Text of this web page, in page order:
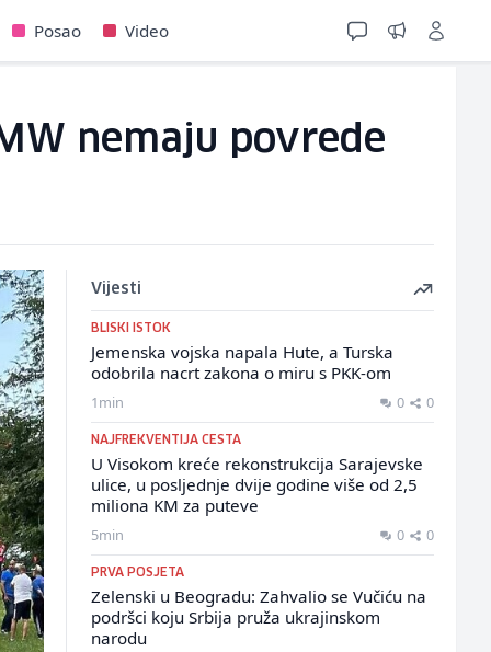
Posao Video
nemaju povrede
Vijesti
BLISKI ISTOK
Jemenska vojska napala Hute, a Turska
odobrila nacrt zakona o miru s PKK-om
1min 0 0
NAJFREKVENTIJA CESTA
U Visokom kreće rekonstrukcija Sarajevske
ulice, u posljednje dvije godine više od 2,5
miliona KM za puteve
5min 0 0
PRVA POSJETA
Zelenski u Beogradu: Zahvalio se Vučiću na
podršci koju Srbija pruža ukrajinskom
narodu